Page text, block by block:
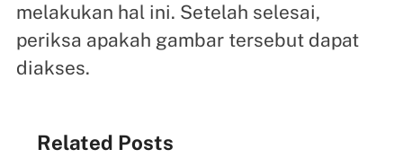
melakukan hal ini. Setelah selesai,
periksa apakah gambar tersebut dapat
diakses.
Related Posts